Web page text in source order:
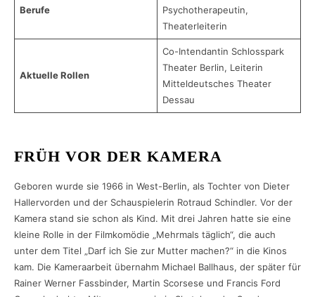
Berufe
Psychotherapeutin,
Theaterleiterin
Aktuelle Rollen
Co-Intendantin Schlosspark
Theater Berlin, Leiterin
Mitteldeutsches Theater
Dessau
FRÜH VOR DER KAMERA
Geboren wurde sie 1966 in West-Berlin, als Tochter von Dieter
Hallervorden und der Schauspielerin Rotraud Schindler. Vor der
Kamera stand sie schon als Kind. Mit drei Jahren hatte sie eine
kleine Rolle in der Filmkomödie „Mehrmals täglich“, die auch
unter dem Titel „Darf ich Sie zur Mutter machen?“ in die Kinos
kam. Die Kameraarbeit übernahm Michael Ballhaus, der später für
Rainer Werner Fassbinder, Martin Scorsese und Francis Ford